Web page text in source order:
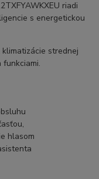
riadi
s energetickou
strednej
hlasom